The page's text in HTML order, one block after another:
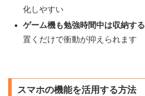
化しやすい
ゲーム機も勉強時間中は収納する
置くだけで衝動が抑えられます
スマホの機能を活用する方法